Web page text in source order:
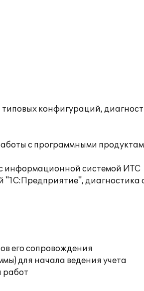
конфигураций,
с программными
информационной системой ИТС
его сопровождения
для начала ведения учета
работ